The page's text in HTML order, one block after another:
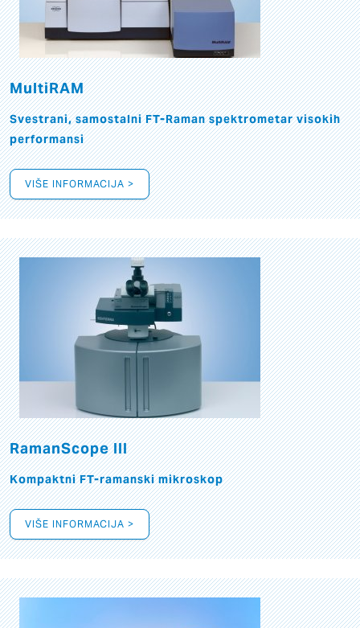
MultiRAM
Svestrani, samostalni FT-Raman spektrometar visokih
performansi
VIŠE INFORMACIJA >
RamanScope III
Kompaktni FT-ramanski mikroskop
VIŠE INFORMACIJA >